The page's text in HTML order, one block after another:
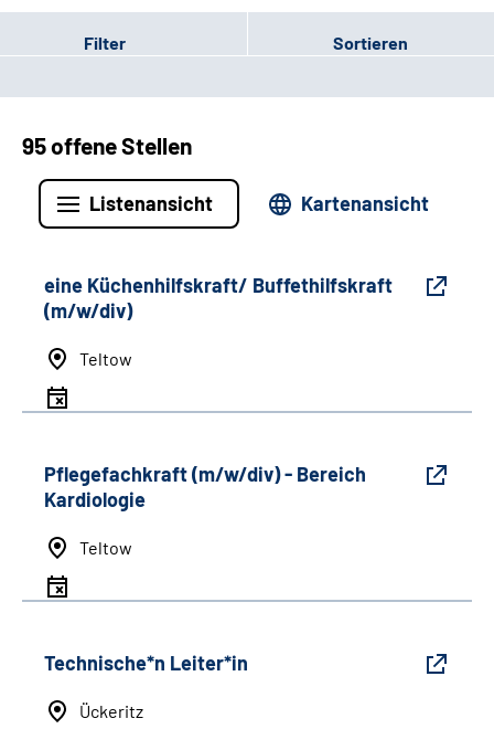
Filter Sortieren
95 offene Stellen
Listenansicht Kartenansicht
eine Küchenhilfskraft/ Buffethilfskraft
(m/w/div)
Teltow
Pflegefachkraft (m/w/div) - Bereich
Kardiologie
Teltow
Technische*n Leiter*in
Ückeritz